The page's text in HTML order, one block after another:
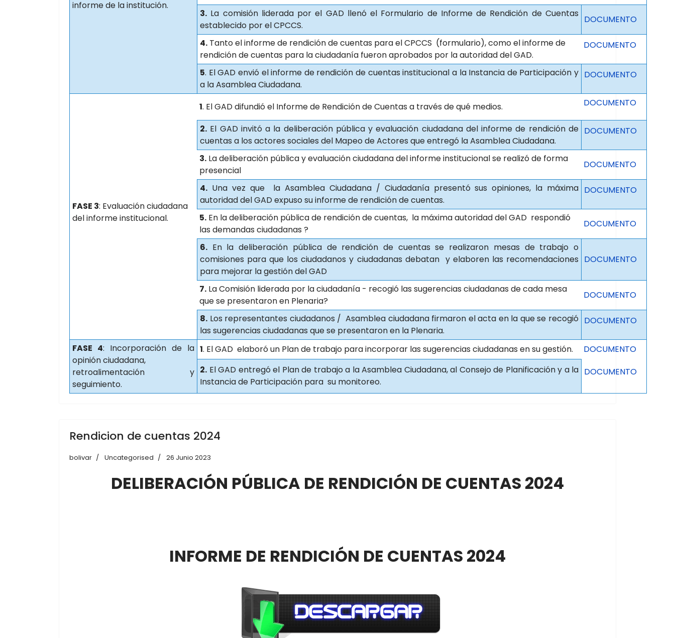
informe de la institución.
3. La comisión liderada por el GAD llenó el Formulario de Informe de Rendición de Cuentas
establecido por el CPCCS.
DOCUMENTO
4. Tanto el informe de rendición de cuentas para el CPCCS (formulario), como el informe de
rendición de cuentas para la ciudadanía fueron aprobados por la autoridad del GAD.
DOCUMENTO
5. El GAD envió el informe de rendición de cuentas institucional a la Instancia de Participación y
a la Asamblea Ciudadana.
DOCUMENTO
FASE 3: Evaluación ciudadana
del informe institucional.
1. El GAD difundió el Informe de Rendición de Cuentas a través de qué medios. DOCUMENTO
2. El GAD invitó a la deliberación pública y evaluación ciudadana del informe de rendición de
cuentas a los actores sociales del Mapeo de Actores que entregó la Asamblea Ciudadana.
DOCUMENTO
3. La deliberación pública y evaluación ciudadana del informe institucional se realizó de forma
presencial
DOCUMENTO
4. Una vez que la Asamblea Ciudadana / Ciudadanía presentó sus opiniones, la máxima
autoridad del GAD expuso su informe de rendición de cuentas.
DOCUMENTO
5. En la deliberación pública de rendición de cuentas, la máxima autoridad del GAD respondió
las demandas ciudadanas ?
DOCUMENTO
6. En la deliberación pública de rendición de cuentas se realizaron mesas de trabajo o
comisiones para que los ciudadanos y ciudadanas debatan y elaboren las recomendaciones
para mejorar la gestión del GAD
DOCUMENTO
7. La Comisión liderada por la ciudadanía - recogió las sugerencias ciudadanas de cada mesa
que se presentaron en Plenaria?
DOCUMENTO
8. Los representantes ciudadanos / Asamblea ciudadana firmaron el acta en la que se recogió
las sugerencias ciudadanas que se presentaron en la Plenaria.
DOCUMENTO
FASE 4: Incorporación de la
opinión ciudadana,
retroalimentación y
seguimiento.
1. El GAD elaboró un Plan de trabajo para incorporar las sugerencias ciudadanas en su gestión.
DOCUMENTO
2. El GAD entregó el Plan de trabajo a la Asamblea Ciudadana, al Consejo de Planificación y a la
Instancia de Participación para su monitoreo.
DOCUMENTO
Rendicion de cuentas 2024
bolivar Uncategorised 26 Junio 2023
DELIBERACIÓN PÚBLICA DE RENDICIÓN DE CUENTAS 2024
INFORME DE RENDICIÓN DE CUENTAS 2024